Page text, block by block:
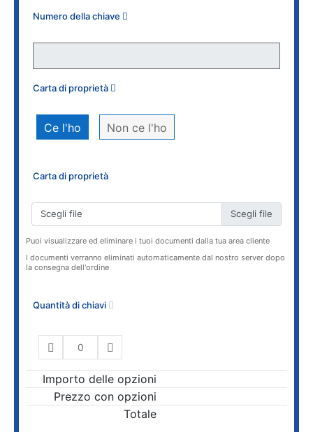
Numero della chiave
Carta di proprietà
Ce l'ho Non ce l'ho
Carta di proprietà
Scegli file
Puoi visualizzare ed eliminare i tuoi documenti dalla tua area cliente
I documenti verranno eliminati automaticamente dal nostro server dopo
la consegna dell'ordine
Quantità di chiavi
Importo delle opzioni
Prezzo con opzioni
Totale